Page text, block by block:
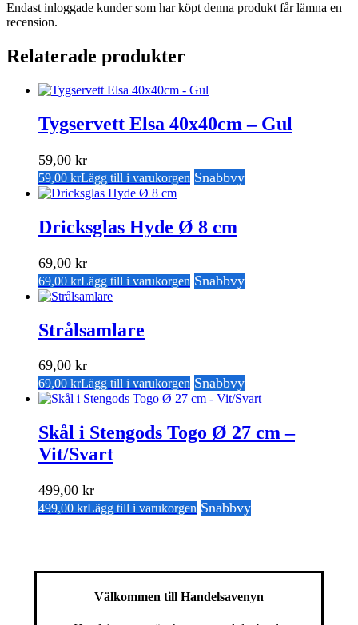
Endast inloggade kunder som har köpt denna produkt får lämna en
recension.
Relaterade produkter
Tygservett Elsa 40x40cm – Gul
59,00 kr
59,00 krLägg till i varukorgen Snabbvy
Dricksglas Hyde Ø 8 cm
69,00 kr
69,00 krLägg till i varukorgen Snabbvy
Strålsamlare
69,00 kr
69,00 krLägg till i varukorgen Snabbvy
Skål i Stengods Togo Ø 27 cm –
Vit/Svart
499,00 kr
499,00 krLägg till i varukorgen Snabbvy
Välkommen till Handelsavenyn